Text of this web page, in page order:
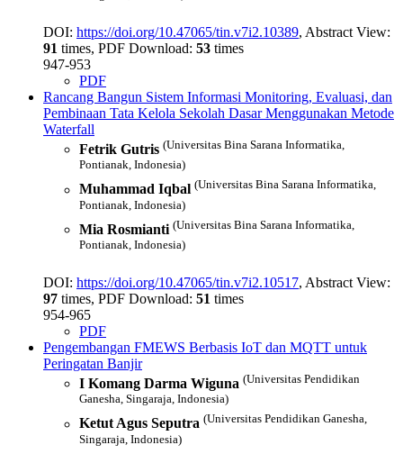
DOI: https://doi.org/10.47065/tin.v7i2.10389, Abstract View:
91 times, PDF Download: 53 times
947-953
PDF
Rancang Bangun Sistem Informasi Monitoring, Evaluasi, dan
Pembinaan Tata Kelola Sekolah Dasar Menggunakan Metode
Waterfall
Fetrik Gutris (Universitas Bina Sarana Informatika,
Pontianak, Indonesia)
Muhammad Iqbal (Universitas Bina Sarana Informatika,
Pontianak, Indonesia)
Mia Rosmianti (Universitas Bina Sarana Informatika,
Pontianak, Indonesia)
DOI: https://doi.org/10.47065/tin.v7i2.10517, Abstract View:
97 times, PDF Download: 51 times
954-965
PDF
Pengembangan FMEWS Berbasis IoT dan MQTT untuk
Peringatan Banjir
I Komang Darma Wiguna (Universitas Pendidikan
Ganesha, Singaraja, Indonesia)
Ketut Agus Seputra (Universitas Pendidikan Ganesha,
Singaraja, Indonesia)